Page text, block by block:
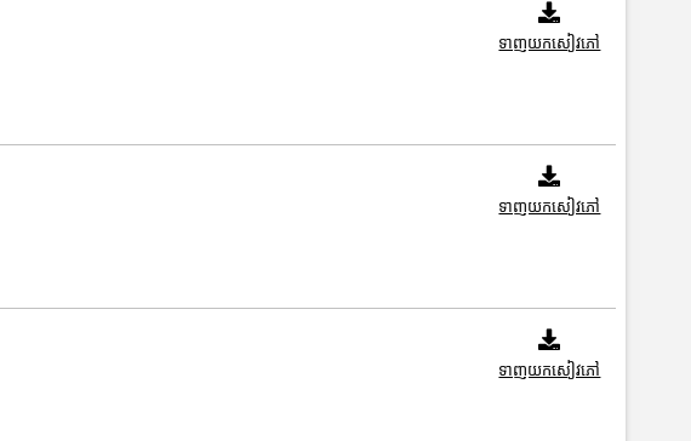
ទាញយកសៀវភៅ
ទាញយកសៀវភៅ
ទាញយកសៀវភៅ